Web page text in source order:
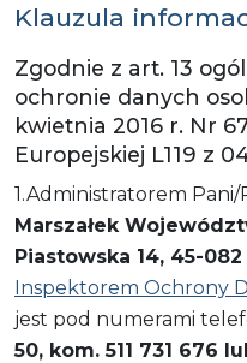
Klauzula
Zgodnie z art. 13
ochronie danych
kwietnia 2016 r. Nr
Europejskiej L119 z
1.Administratorem
Marszałek
Piastowska 14, 45-
Inspektorem Ochrony
jest pod
50, kom. 511 731 676